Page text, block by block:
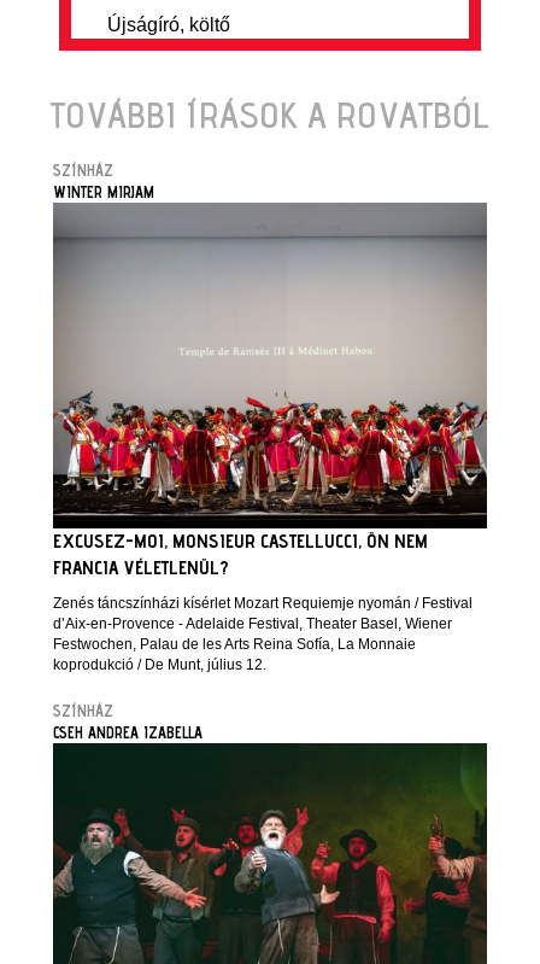
Újságíró, költő
TOVÁBBI ÍRÁSOK A ROVATBÓL
SZÍNHÁZ
WINTER MIRJAM
EXCUSEZ-MOI, MONSIEUR CASTELLUCCI, ÖN NEM
FRANCIA VÉLETLENÜL?
Zenés táncszínházi kísérlet Mozart Requiemje nyomán / Festival
d’Aix-en-Provence - Adelaide Festival, Theater Basel, Wiener
Festwochen, Palau de les Arts Reina Sofía, La Monnaie
koprodukció / De Munt, július 12.
SZÍNHÁZ
CSEH ANDREA IZABELLA